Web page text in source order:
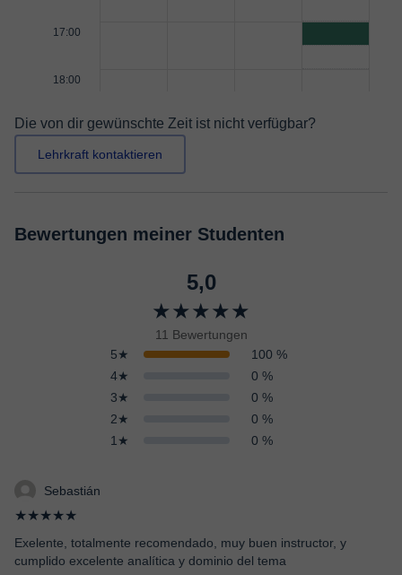
17:00
18:00
Die von dir gewünschte Zeit ist nicht verfügbar?
Lehrkraft kontaktieren
Bewertungen meiner Studenten
5,0
★★★★★
11 Bewertungen
5★
100 %
4★
0 %
3★
0 %
2★
0 %
1★
0 %
Sebastián
★★★★★
Exelente, totalmente recomendado, muy buen instructor, y
cumplido excelente analítica y dominio del tema